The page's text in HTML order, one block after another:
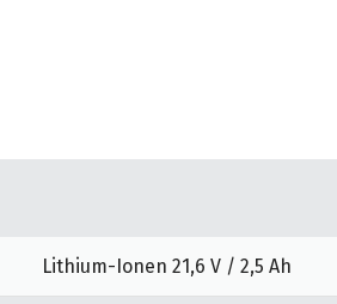
Lithium-Ionen 21,6 V / 2,5 Ah